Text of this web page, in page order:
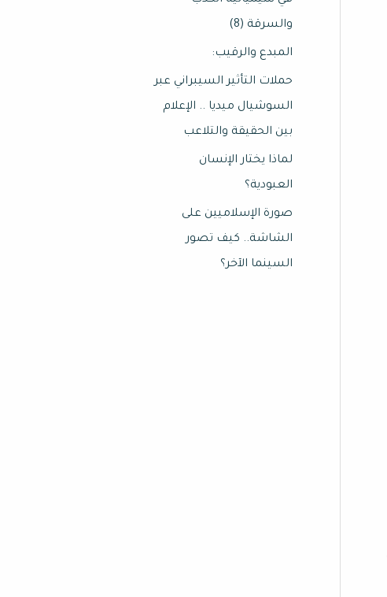
والسرقة (8)
المبدع والرقيب:
حملات التأثير السيبراني عبر
السوشيال ميديا .. الإعلام
بين الحقيقة والتلاعب
لماذا يختار الإنسان
العبودية؟
صورة الإسلاميين على
الشاشة.. كيف تصور
السينما الآخر؟